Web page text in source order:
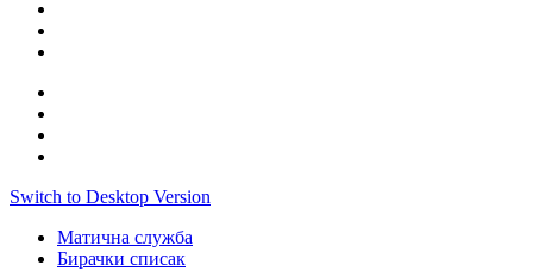
Switch to Desktop Version
Матична служба
Бирачки списак